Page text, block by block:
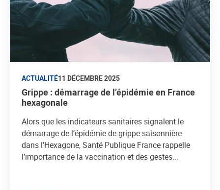
ACTUALITÉ11 DÉCEMBRE 2025
Grippe : démarrage de l’épidémie en France
hexagonale
Alors que les indicateurs sanitaires signalent le
démarrage de l’épidémie de grippe saisonnière
dans l’Hexagone, Santé Publique France rappelle
l’importance de la vaccination et des gestes...